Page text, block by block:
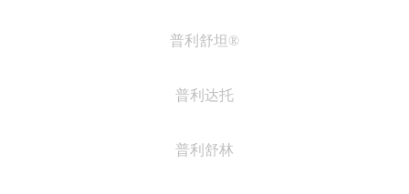
普利舒坦®
普利达托
普利舒林